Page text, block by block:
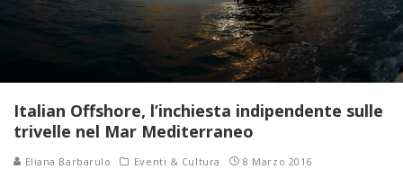
Italian Offshore, l’inchiesta indipendente sulle
trivelle nel Mar Mediterraneo
Eliana Barbarulo Eventi & Cultura 8 Marzo 2016